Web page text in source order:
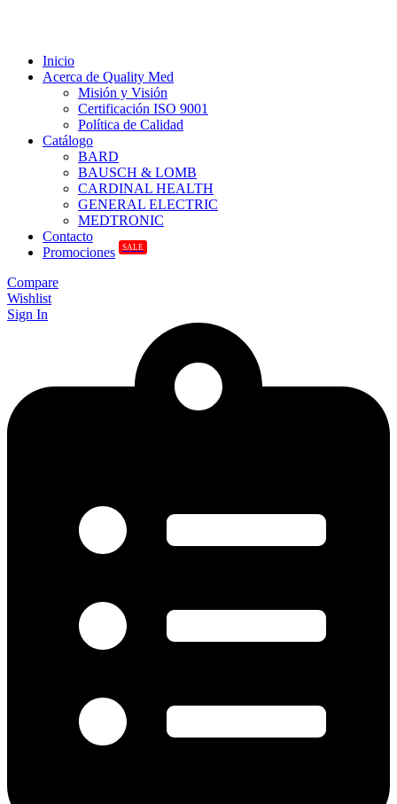
Inicio
Acerca de Quality Med
Misión y Visión
Certificación ISO 9001
Política de Calidad
Catálogo
BARD
BAUSCH & LOMB
CARDINAL HEALTH
GENERAL ELECTRIC
MEDTRONIC
Contacto
Promociones
SALE
Compare
Wishlist
Sign In